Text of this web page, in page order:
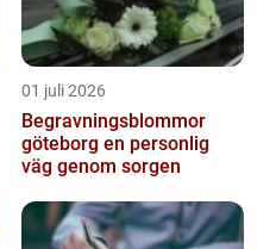
01 juli 2026
Begravningsblommor
göteborg en personlig
väg genom sorgen